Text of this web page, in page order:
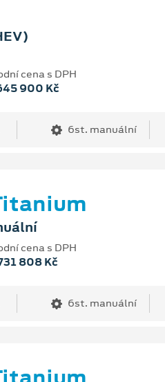
cena s DPH
900 Kč
6st. manuální
cena s DPH
808 Kč
6st. manuální